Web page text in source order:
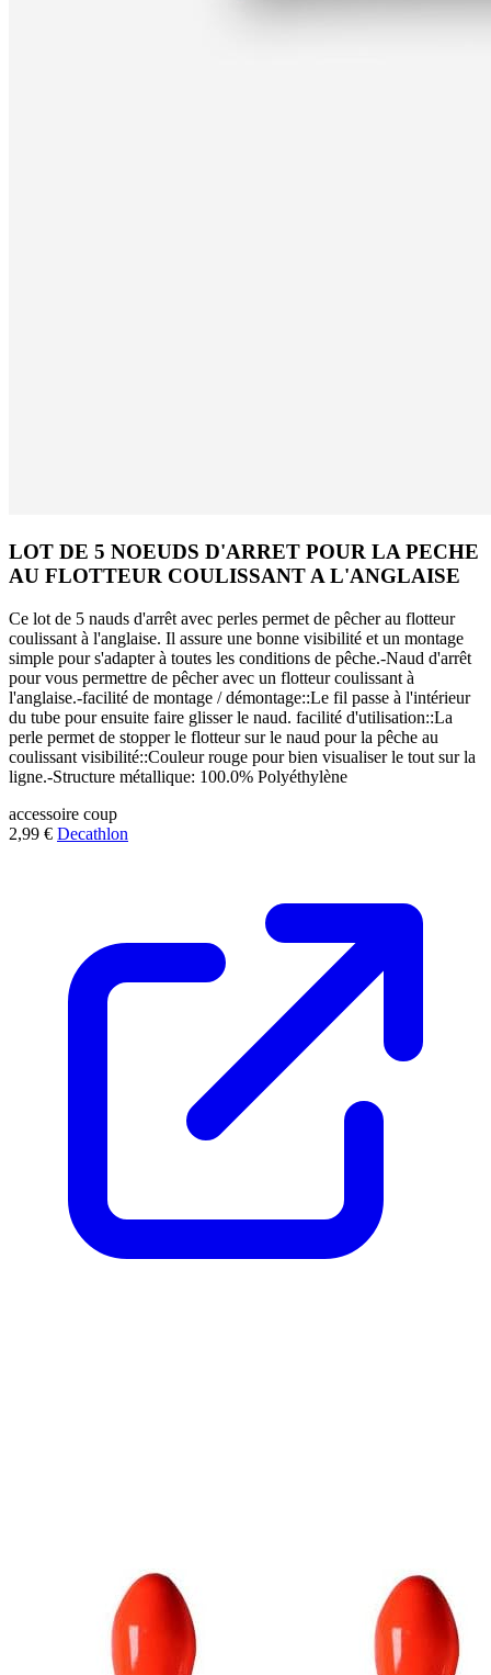
LOT DE 5 NOEUDS D'ARRET POUR LA PECHE
AU FLOTTEUR COULISSANT A L'ANGLAISE
Ce lot de 5 nauds d'arrêt avec perles permet de pêcher au flotteur
coulissant à l'anglaise. Il assure une bonne visibilité et un montage
simple pour s'adapter à toutes les conditions de pêche.-Naud d'arrêt
pour vous permettre de pêcher avec un flotteur coulissant à
l'anglaise.-facilité de montage / démontage::Le fil passe à l'intérieur
du tube pour ensuite faire glisser le naud. facilité d'utilisation::La
perle permet de stopper le flotteur sur le naud pour la pêche au
coulissant visibilité::Couleur rouge pour bien visualiser le tout sur la
ligne.-Structure métallique: 100.0% Polyéthylène
accessoire coup
2,99 € Decathlon